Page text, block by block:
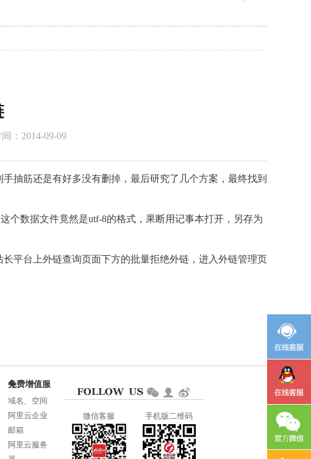
：2014-09-09
抽筋还是有好多没有删掉，最后研究了几个方案，最终找到
个数据文件竟然是utf-8的格式，果断用记事本打开，另存为
平台上外链查询页面下方的批量拒绝外链， 进入外链管理页
免费增值服务
域名、空间
阿里云企业
邮箱
阿里云服务
微信客服 手机版二维码